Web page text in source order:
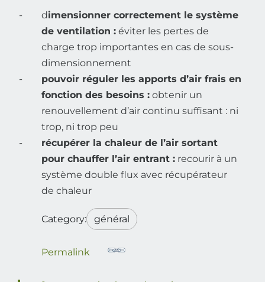
dimensionner correctement le système
de ventilation : éviter les pertes de
charge trop importantes en cas de sous-
dimensionnement
pouvoir réguler les apports d’air frais en
fonction des besoins : obtenir un
renouvellement d’air continu suffisant : ni
trop, ni trop peu
récupérer la chaleur de l’air sortant
pour chauffer l’air entrant : recourir à un
système double flux avec récupérateur
de chaleur
Category: général
Permalink